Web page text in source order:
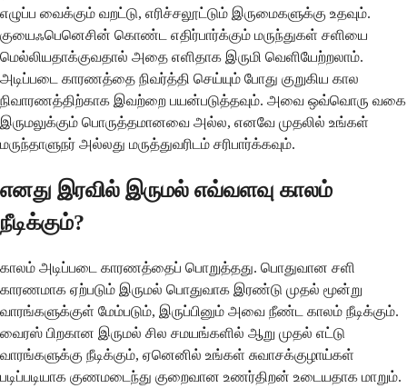
எழுப்ப வைக்கும் வறட்டு, எரிச்சலூட்டும் இருமைகளுக்கு உதவும்.
குயைஃபெனெசின் கொண்ட எதிர்பார்க்கும் மருந்துகள் சளியை
மெல்லியதாக்குவதால் அதை எளிதாக இருமி வெளியேற்றலாம்.
அடிப்படை காரணத்தை நிவர்த்தி செய்யும் போது குறுகிய கால
நிவாரணத்திற்காக இவற்றை பயன்படுத்தவும். அவை ஒவ்வொரு வகை
இருமலுக்கும் பொருத்தமானவை அல்ல, எனவே முதலில் உங்கள்
மருந்தாளுநர் அல்லது மருத்துவரிடம் சரிபார்க்கவும்.
எனது இரவில் இருமல் எவ்வளவு காலம்
நீடிக்கும்?
காலம் அடிப்படை காரணத்தைப் பொறுத்தது. பொதுவான சளி
காரணமாக ஏற்படும் இருமல் பொதுவாக இரண்டு முதல் மூன்று
வாரங்களுக்குள் மேம்படும், இருப்பினும் அவை நீண்ட காலம் நீடிக்கும்.
வைரஸ் பிறகான இருமல் சில சமயங்களில் ஆறு முதல் எட்டு
வாரங்களுக்கு நீடிக்கும், ஏனெனில் உங்கள் சுவாசக்குழாய்கள்
படிப்படியாக குணமடைந்து குறைவான உணர்திறன் உடையதாக மாறும்.